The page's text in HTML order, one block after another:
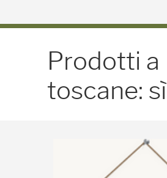
Prodotti a
toscane: